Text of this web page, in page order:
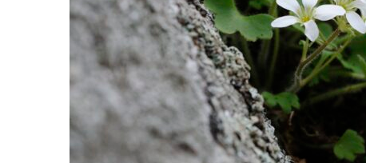
Incarichi e riconoscimenti